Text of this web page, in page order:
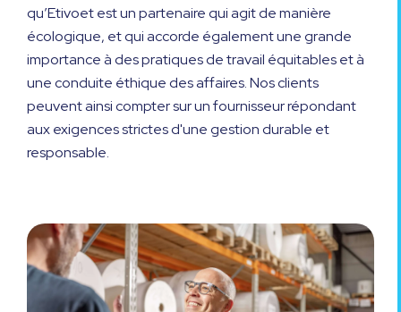
qu’Etivoet est un partenaire qui agit de manière
écologique, et qui accorde également une grande
importance à des pratiques de travail équitables et à
une conduite éthique des affaires. Nos clients
peuvent ainsi compter sur un fournisseur répondant
aux exigences strictes d'une gestion durable et
responsable.